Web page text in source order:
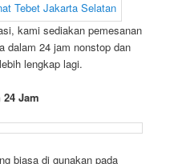
kami sediakan pemesanan
dalam 24 jam nonstop dan
lengkap lagi.
24 Jam
biasa di gunakan pada